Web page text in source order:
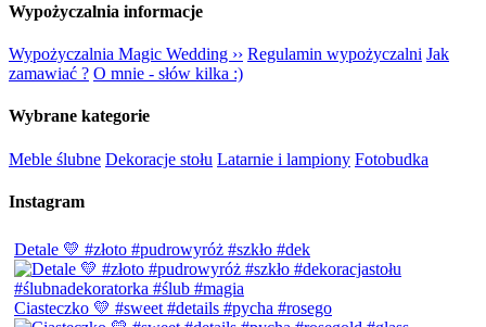
Wypożyczalnia informacje
Wypożyczalnia Magic Wedding ›› Regulamin wypożyczalni Jak
zamawiać ? O mnie - słów kilka :)
Wybrane kategorie
Meble ślubne Dekoracje stołu Latarnie i lampiony Fotobudka
Instagram
Detale 💛 #złoto #pudrowyróż #szkło #dek
Ciasteczko 💛 #sweet #details #pycha #rosego